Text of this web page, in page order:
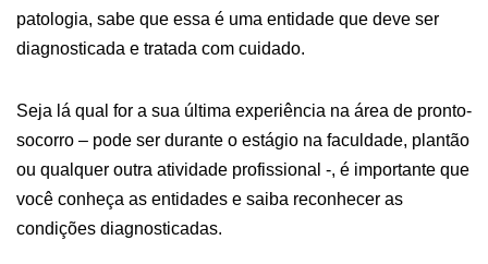
patologia, sabe que essa é uma entidade que deve ser
diagnosticada e tratada com cuidado.
Seja lá qual for a sua última experiência na área de pronto-
socorro – pode ser durante o estágio na faculdade, plantão
ou qualquer outra atividade profissional -, é importante que
você conheça as entidades e saiba reconhecer as
condições diagnosticadas.